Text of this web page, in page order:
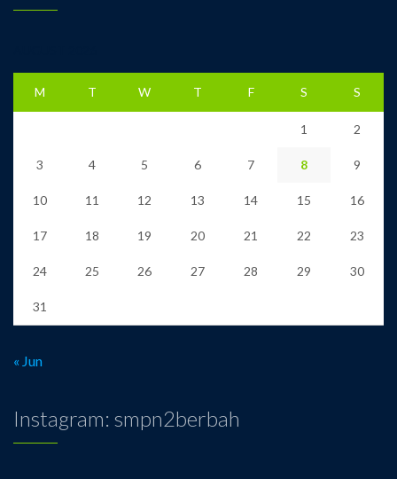
M T W T F S S
1 2
3 4 5 6 7 8 9
10 11 12 13 14 15 16
17 18 19 20 21 22 23
24 25 26 27 28 29 30
31
« Jun
Instagram: smpn2berbah